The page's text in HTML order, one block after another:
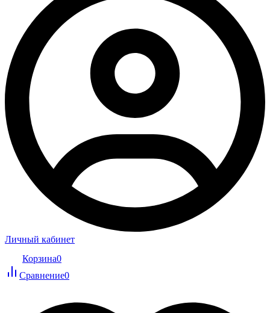
Личный кабинет
Корзина0
Сравнение0